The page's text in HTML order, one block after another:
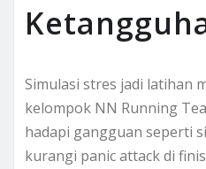
Simulasi stres jadi latihan
kelompok NN Running
hadapi gangguan seperti
kurangi panic attack di